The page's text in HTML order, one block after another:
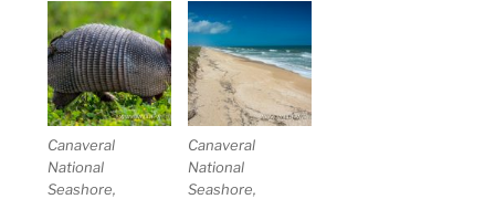
Canaveral
National
Seashore,
Canaveral
National
Seashore,